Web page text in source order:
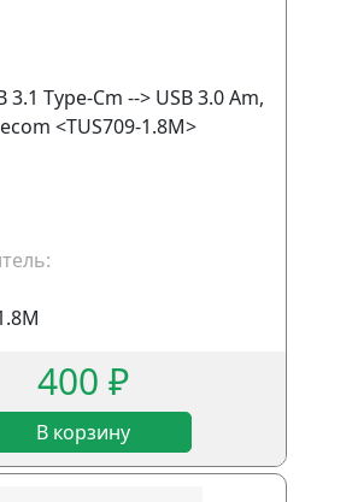
3.1 Type-Cm --> USB 3.0 Am,
<TUS709-1.8M>
400 ₽
В корзину